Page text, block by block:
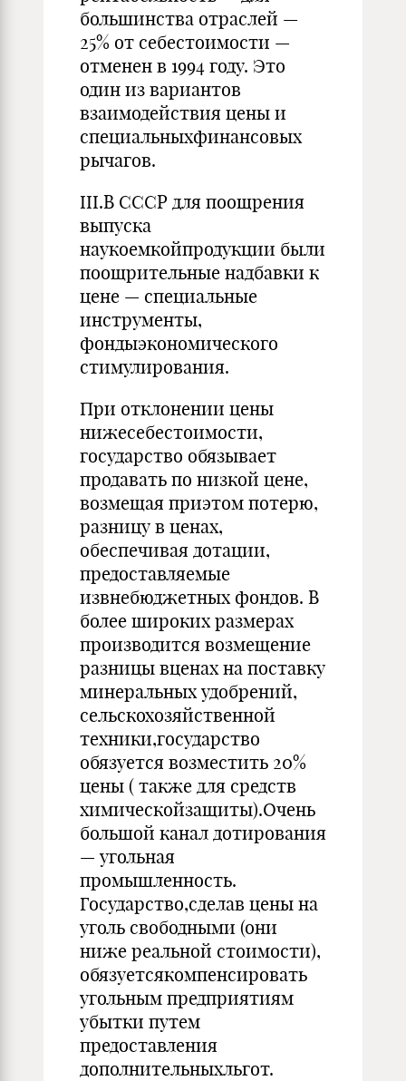
большинства отраслей —
25% от себестоимости —
отменен в 1994 году. Это
один из вариантов
взаимодействия цены и
специальныхфинансовых
рычагов.
III.В СССР для поощрения
выпуска
наукоемкойпродукции были
поощрительные надбавки к
цене — специальные
инструменты,
фондыэкономического
стимулирования.
При отклонении цены
нижесебестоимости,
государство обязывает
продавать по низкой цене,
возмещая приэтом потерю,
разницу в ценах,
обеспечивая дотации,
предоставляемые
извнебюджетных фондов. В
более широких размерах
производится возмещение
разницы вценах на поставку
минеральных удобрений,
сельскохозяйственной
техники,государство
обязуется возместить 20%
цены ( также для средств
химическойзащиты).Очень
большой канал дотирования
— угольная
промышленность.
Государство,сделав цены на
уголь свободными (они
ниже реальной стоимости),
обязуетсякомпенсировать
угольным предприятиям
убытки путем
предоставления
дополнительныхльгот.